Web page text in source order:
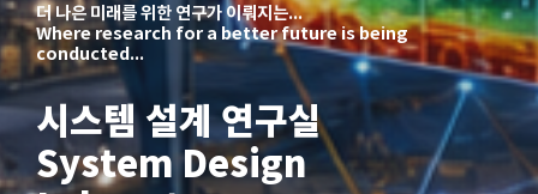
더 나은 미래를 위한 연구가 이뤄지는...
Where research for a better future is being
conducted...
시스템 설계 연구실
System Design